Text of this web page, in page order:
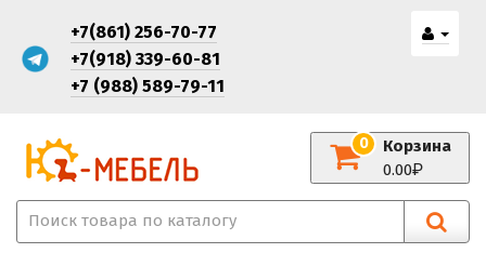
+7(861) 256-70-77
+7(918) 339-60-81
+7 (988) 589-79-11
Корзина
0
0.00